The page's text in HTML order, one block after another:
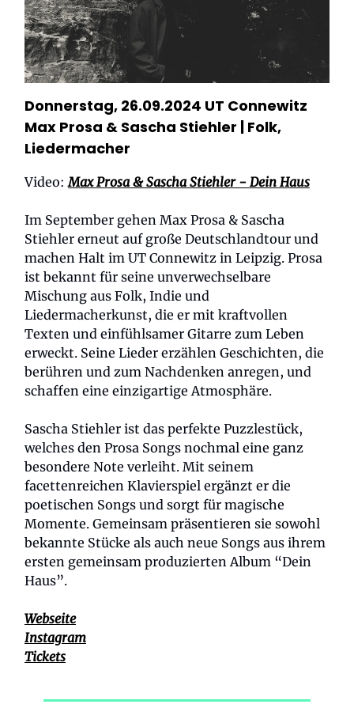
Donnerstag, 26.09.2024 UT Connewitz
Max Prosa & Sascha Stiehler | Folk,
Liedermacher
Video:Max Prosa & Sascha Stiehler - Dein Haus
Im September gehen Max Prosa & Sascha
Stiehler erneut auf große Deutschlandtour und
machen Halt im UT Connewitz in Leipzig. Prosa
ist bekannt für seine unverwechselbare
Mischung aus Folk, Indie und
Liedermacherkunst, die er mit kraftvollen
Texten und einfühlsamer Gitarre zum Leben
erweckt. Seine Lieder erzählen Geschichten, die
berühren und zum Nachdenken anregen, und
schaffen eine einzigartige Atmosphäre.
Sascha Stiehler ist das perfekte Puzzlestück,
welches den Prosa Songs nochmal eine ganz
besondere Note verleiht. Mit seinem
facettenreichen Klavierspiel ergänzt er die
poetischen Songs und sorgt für magische
Momente. Gemeinsam präsentieren sie sowohl
bekannte Stücke als auch neue Songs aus ihrem
ersten gemeinsam produzierten Album “Dein
Haus”.
Webseite
Instagram
Tickets